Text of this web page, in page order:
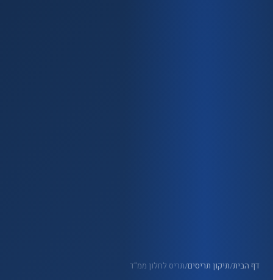
דף הבית/תיקון תריסים/תריס לחלון ממ"ד